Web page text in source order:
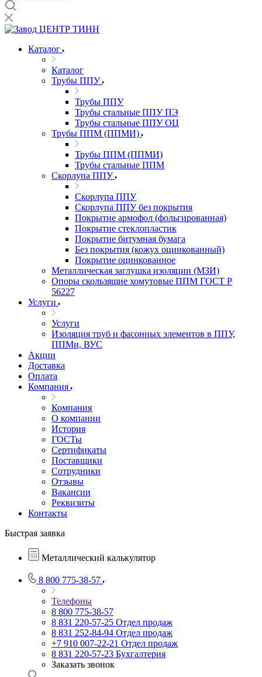
Каталог
Каталог
Трубы ППУ
Трубы ППУ
Трубы стальные ППУ ПЭ
Трубы стальные ППУ ОЦ
Трубы ППМ (ППМИ)
Трубы ППМ (ППМИ)
Трубы стальные ППМ
Скорлупа ППУ
Скорлупа ППУ
Скорлупа ППУ без покрытия
Покрытие армофол (фольгированная)
Покрытие стеклопластик
Покрытие битумная бумага
Без покрытия (кожух оцинкованный)
Покрытие оцинкованное
Металлическая заглушка изоляции (МЗИ)
Опоры скользящие хомутовые ППМ ГОСТ Р
56227
Услуги
Услуги
Изоляция труб и фасонных элементов в ППУ,
ППМи, ВУС
Акции
Доставка
Оплата
Компания
Компания
О компании
История
ГОСТы
Сертификаты
Поставщики
Сотрудники
Отзывы
Вакансии
Реквизиты
Контакты
Быстрая заявка
Металлический калькулятор
8 800 775-38-57
Телефоны
8 800 775-38-57
8 831 220-57-25 Отдел продаж
8 831 252-84-94 Отдел продаж
+7 910 007-22-21 Отдел продаж
8 831 220-57-23 Бухгалтерия
Заказать звонок